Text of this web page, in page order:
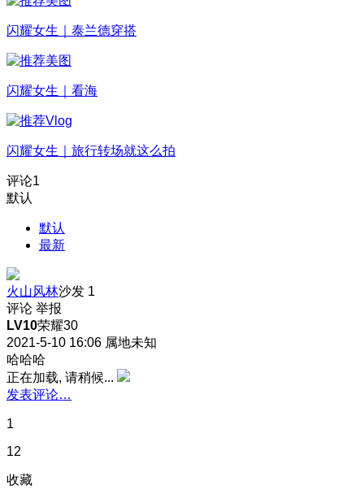
闪耀女生｜泰兰德穿搭
闪耀女生｜看海
闪耀女生｜旅行转场就这么拍
评论1
默认
默认
最新
火山风林沙发 1
评论 举报
LV10荣耀30
2021-5-10 16:06 属地未知
哈哈哈
正在加载, 请稍候...
发表评论…
1
12
收藏